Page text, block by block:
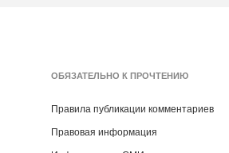
ОБЯЗАТЕЛЬНО К ПРОЧТЕНИЮ
Правила публикации комментариев
Правовая информация